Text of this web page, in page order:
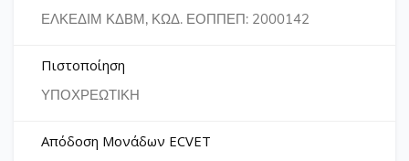
ΕΛΚΕΔΙΜ ΚΔΒΜ, ΚΩΔ. ΕΟΠΠΕΠ: 2000142
Πιστοποίηση
ΥΠΟΧΡΕΩΤΙΚΗ
Απόδοση Μονάδων ECVET